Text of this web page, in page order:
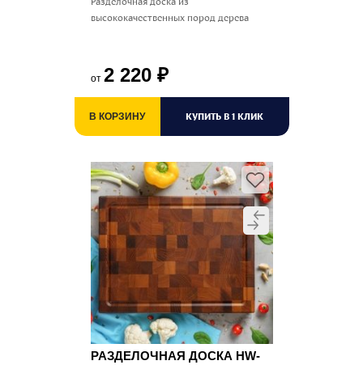
высококачественных пород дерева
от 2 220 ₽
В КОРЗИНУ КУПИТЬ В 1 КЛИК
РАЗДЕЛОЧНАЯ ДОСКА HW-